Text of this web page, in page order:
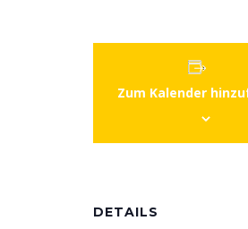
Zum Kalender
DETAILS